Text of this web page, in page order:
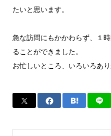
たいと思います。
急な訪問にもかかわらず、１
ることができました。
お忙しいところ、いろいろあ